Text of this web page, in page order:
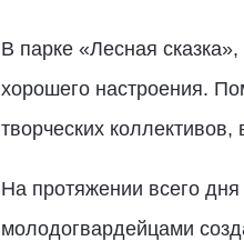
В парке «Лесная сказка»,
хорошего настроения.
творческих
На протяжении всего
молодогвардейцами